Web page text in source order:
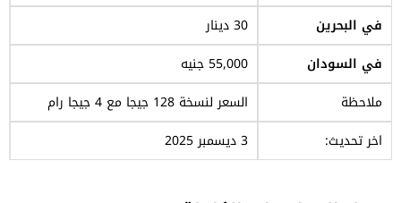
في البحرين
30 دينار
في السودان
55,000 جنيه
ملاحظة
السعر لنسخة 128 جيجا مع 4 جيجا رام
اخر تحديث:
3 ديسمبر 2025